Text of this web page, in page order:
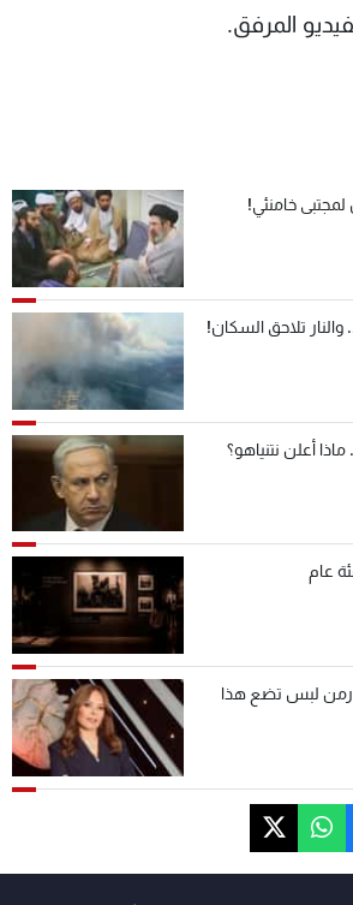
المرفق.
لمجتبى خامنئي!
تلاحق السكان!
أعلن نتنياهو؟
عام
لبس تضع هذا